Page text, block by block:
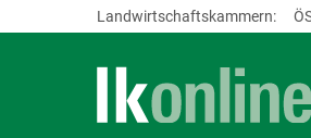
Landwirtschaftskammern: